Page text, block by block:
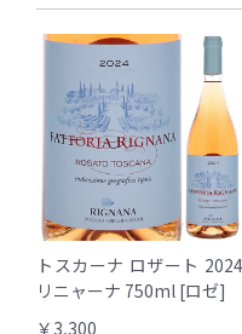
トスカーナ ロザート 2024
リニャーナ 750ml [ロゼ]
￥3,300